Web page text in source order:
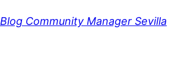
al
Blog Community Manager Sevilla